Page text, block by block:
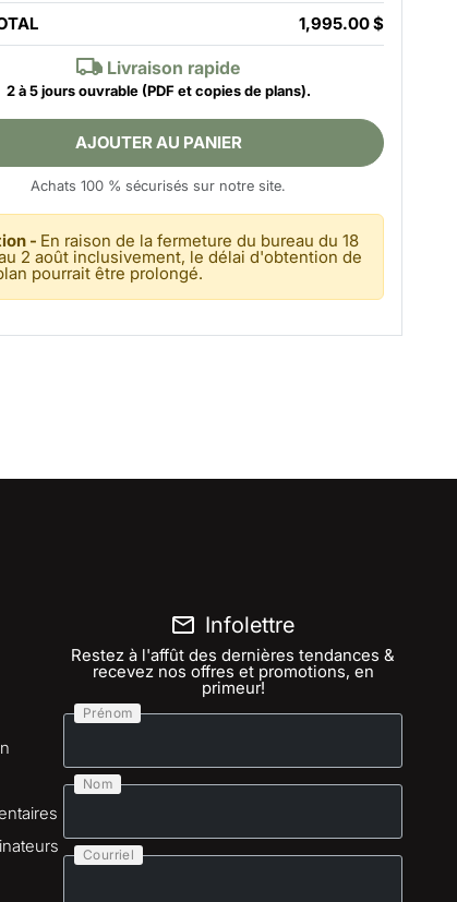
1,995.00 $
Livraison rapide
2 à 5 jours ouvrable(PDF et copies de plans).
AJOUTER AU PANIER
Achats 100 % sécurisés sur notre site.
- En raison de la fermeture du bureau du 18
2 août inclusivement, le délai d'obtention de
pourrait être prolongé.
Infolettre
Restez à l'affût des dernières tendances &
recevez nos offres et promotions, en
primeur!
Prénom
Nom
Courriel